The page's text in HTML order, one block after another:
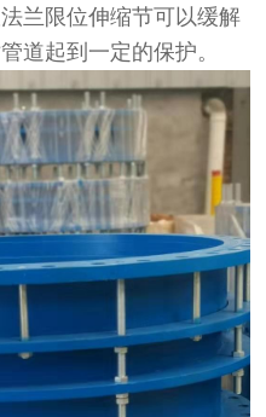
兰限位伸缩节可以缓解
道起到一定的保护。